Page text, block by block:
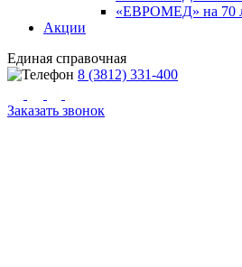
«ЕВРОМЕД» на 70
Акции
Единая справочная
8 (3812) 331-400
Заказать звонок